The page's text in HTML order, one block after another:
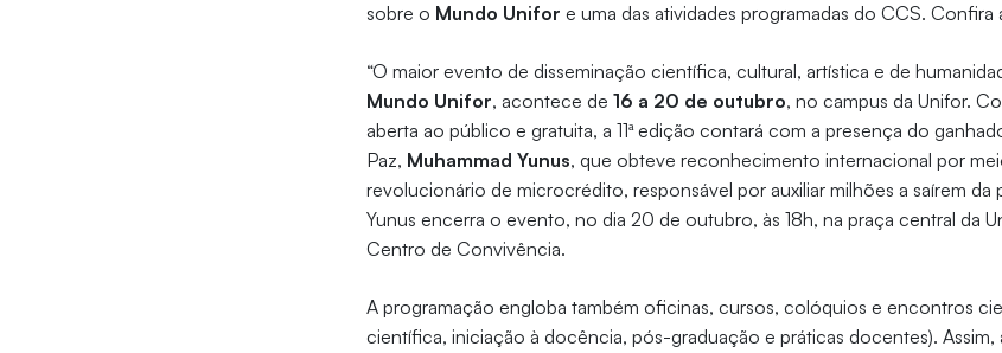
sobre o Mundo Unifore uma das atividades programadas do CCS.
“O maior evento de disseminação científica, cultural, artística e de
Mundo Unifor, acontece de16 a 20 de outubro, no campus da Unifor.
aberta ao público e gratuita, a 11ª edição contará com a presença do
Paz, Muhammad Yunus, que obteve reconhecimento internacional por
revolucionário de microcrédito, responsável por auxiliar milhões a saírem da
Yunus encerra o evento, no dia 20 de outubro, às 18h, na praça central da
Centro de Convivência.
A programação engloba também oficinas, cursos, colóquios e encontros
científica, iniciação à docência, pós-graduação e práticas docentes).